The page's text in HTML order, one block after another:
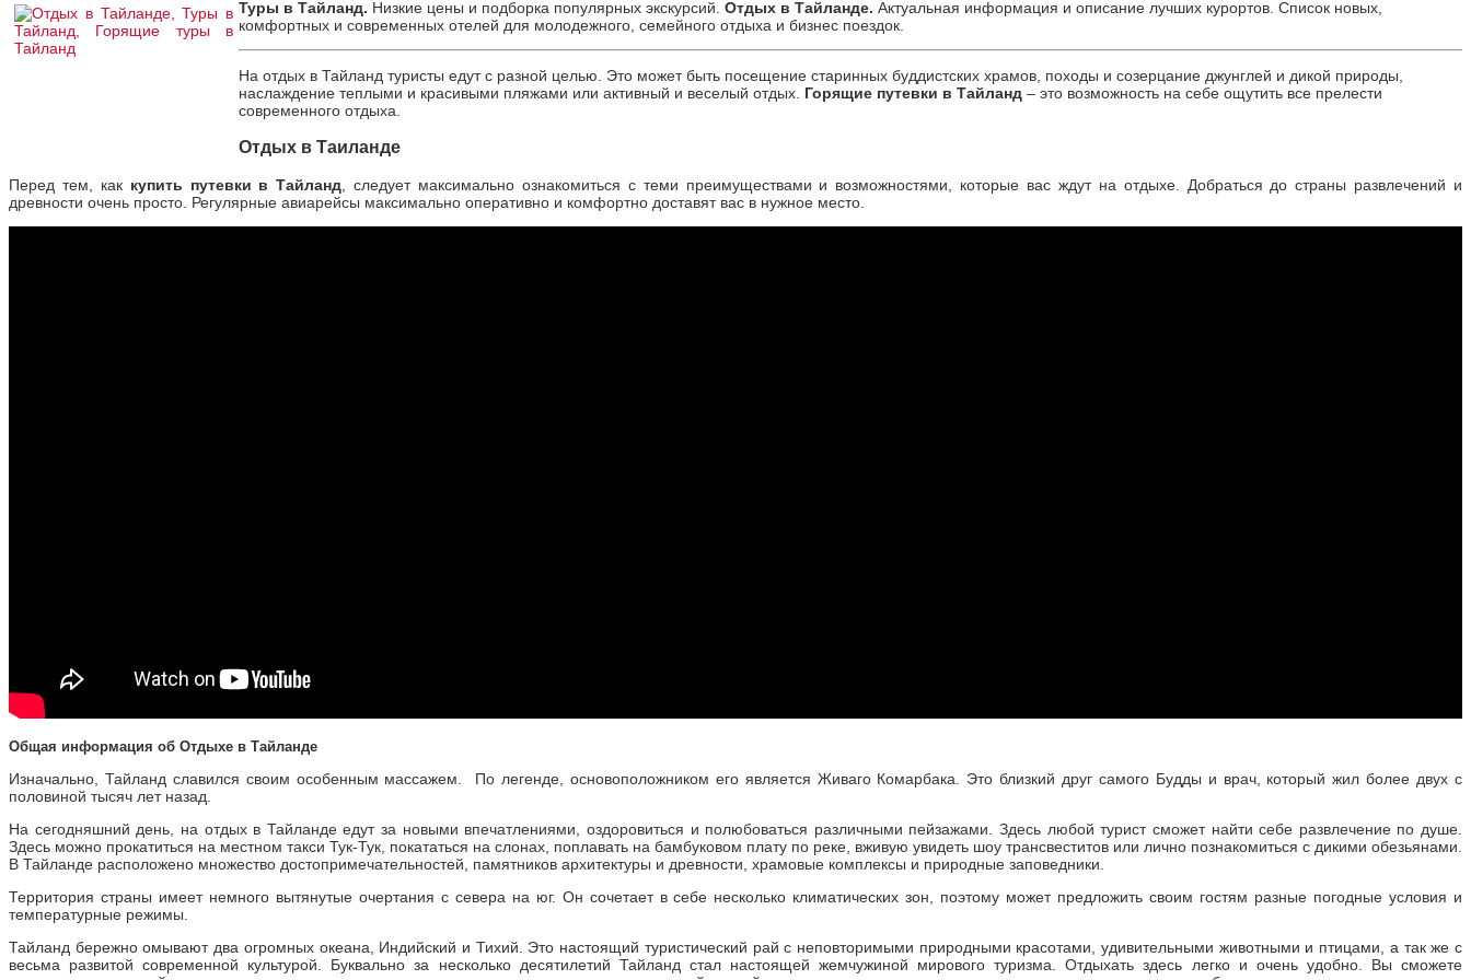
Туры в Тайланд. Низкие цены и подборка популярных экскурсий. Отдых в Тайланде. Актуальная информация и описание лучших курортов. Список новых,
комфортных и современных отелей для молодежного, семейного отдыха и бизнес поездок.
На отдых в Тайланд туристы едут с разной целью. Это может быть посещение старинных буддистских храмов, походы и созерцание джунглей и дикой природы,
наслаждение теплыми и красивыми пляжами или активный и веселый отдых. Горящие путевки в Тайланд – это возможность на себе ощутить все прелести
современного отдыха.
Отдых в Таиланде
Перед тем, как купить путевки в Тайланд , следует максимально ознакомиться с теми преимуществами и возможностями, которые вас ждут на отдыхе. Добраться до страны развлечений и
древности очень просто. Регулярные авиарейсы максимально оперативно и комфортно доставят вас в нужное место.
Общая информация об Отдыхе в Тайланде
Изначально, Тайланд славился своим особенным массажем. По легенде, основоположником его является Живаго Комарбака. Это близкий друг самого Будды и врач, который жил более двух с
половиной тысяч лет назад.
На сегодняшний день, на отдых в Тайланде едут за новыми впечатлениями, оздоровиться и полюбоваться различными пейзажами. Здесь любой турист сможет найти себе развлечение по душе.
Здесь можно прокатиться на местном такси Тук-Тук, покататься на слонах, поплавать на бамбуковом плату по реке, вживую увидеть шоу трансвеститов или лично познакомиться с дикими обезьянами.
В Тайланде расположено множество достопримечательностей, памятников архитектуры и древности, храмовые комплексы и природные заповедники.
Территория страны имеет немного вытянутые очертания с севера на юг. Он сочетает в себе несколько климатических зон, поэтому может предложить своим гостям разные погодные условия и
температурные режимы.
Тайланд бережно омывают два огромных океана, Индийский и Тихий. Это настоящий туристический рай с неповторимыми природными красотами, удивительными животными и птицами, а так же с
весьма развитой современной культурой. Буквально за несколько десятилетий Тайланд стал настоящей жемчужиной мирового туризма. Отдыхать здесь легко и очень удобно. Вы сможете